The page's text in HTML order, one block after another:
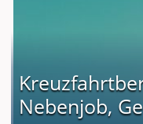
Nebenjob,